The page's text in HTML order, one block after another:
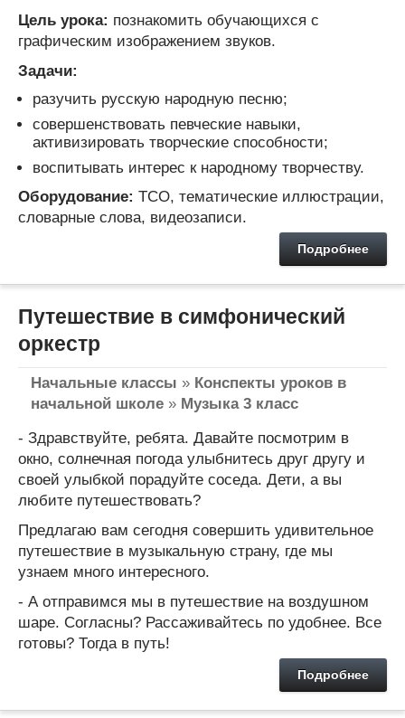
Цель урока: познакомить обучающихся с
графическим изображением звуков.
Задачи:
разучить русскую народную песню;
совершенствовать певческие навыки,
активизировать творческие способности;
воспитывать интерес к народному творчеству.
Оборудование: ТСО, тематические иллюстрации,
словарные слова, видеозаписи.
Подробнее
Путешествие в симфонический
оркестр
Начальные классы » Конспекты уроков в
начальной школе » Музыка 3 класс
- Здравствуйте, ребята. Давайте посмотрим в
окно, солнечная погода улыбнитесь друг другу и
своей улыбкой порадуйте соседа. Дети, а вы
любите путешествовать?
Предлагаю вам сегодня совершить удивительное
путешествие в музыкальную страну, где мы
узнаем много интересного.
- А отправимся мы в путешествие на воздушном
шаре. Согласны? Рассаживайтесь по удобнее. Все
готовы? Тогда в путь!
Подробнее